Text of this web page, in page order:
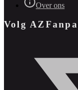
Over ons
Volg